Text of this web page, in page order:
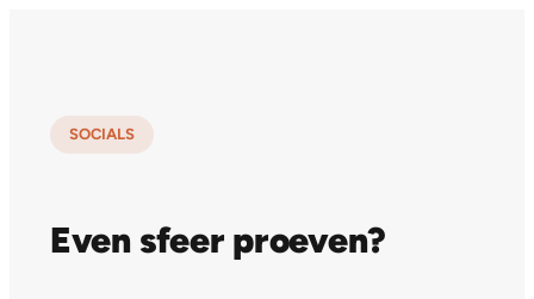
SOCIALS
Even sfeer proeven?